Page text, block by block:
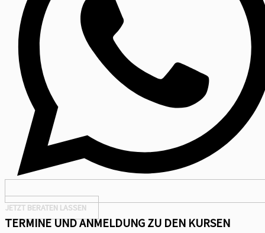
JETZT BERATEN LASSEN
TERMINE UND ANMELDUNG ZU DEN KURSEN